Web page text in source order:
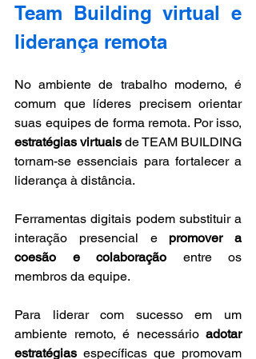
Team Building virtual e
liderança remota
No ambiente de trabalho moderno, é
comum que líderes precisem orientar
estratégias virtuais de TEAM BUILDING
tornam-se essenciais para fortalecer a
liderança à distância.
Ferramentas digitais podem substituir a
interação presencial e promover a
coesão e colaboração entre os
membros da equipe.
Para liderar com sucesso em um
ambiente remoto, é necessário adotar
estratégias específicas que promovam